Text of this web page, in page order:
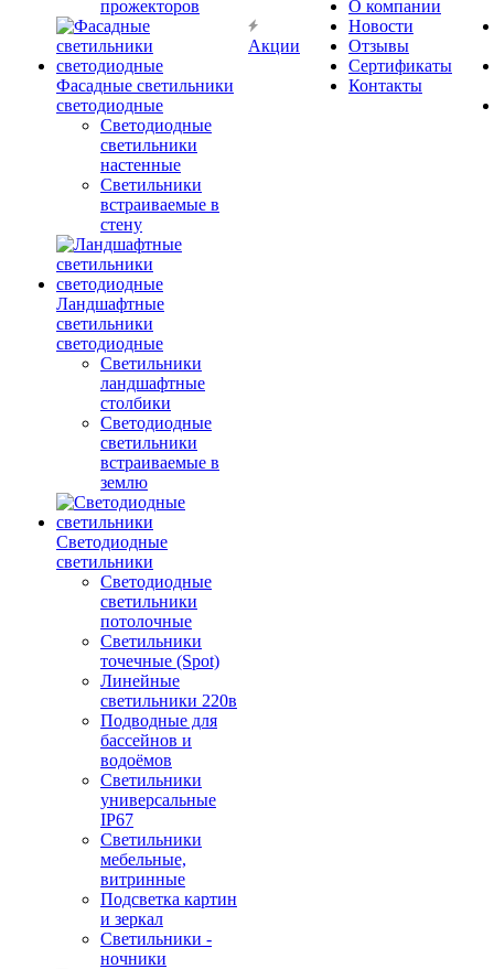
прожекторов
Фасадные светильники
светодиодные
Светодиодные
светильники
настенные
Светильники
встраиваемые в
стену
Ландшафтные
светильники
светодиодные
Светильники
ландшафтные
столбики
Светодиодные
светильники
встраиваемые в
землю
Светодиодные
светильники
Светодиодные
светильники
потолочные
Светильники
точечные (Spot)
Линейные
светильники 220в
Подводные для
бассейнов и
водоёмов
Светильники
универсальные
IP67
Светильники
мебельные,
витринные
Подсветка картин
и зеркал
Светильники -
ночники
Акции
О компании
Новости
Отзывы
Сертификаты
Контакты